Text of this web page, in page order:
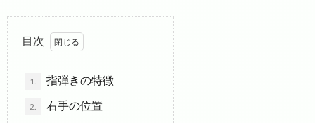
目次
1. 指弾きの特徴
2. 右手の位置